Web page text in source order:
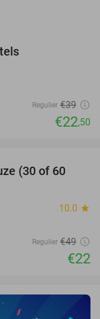
Regulier €39
€22,50
55%
(30 of 60
10.0 star
Regulier €49
€22